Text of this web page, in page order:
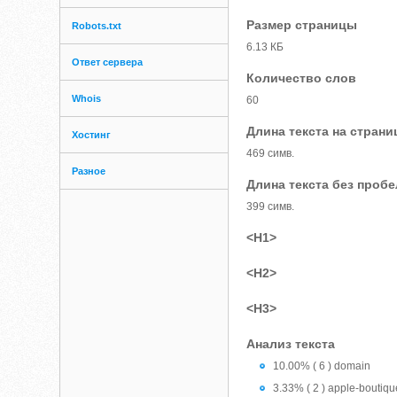
Robots.txt
Ответ сервера
Whois
Хостинг
Разное
Размер страницы
6.13 КБ
Количество слов
60
Длина текста на
469 симв.
Длина текста без
399 симв.
<H1>
<H2>
<H3>
Анализ текста
10.00% ( 6 ) domain
3.33% ( 2 ) apple-